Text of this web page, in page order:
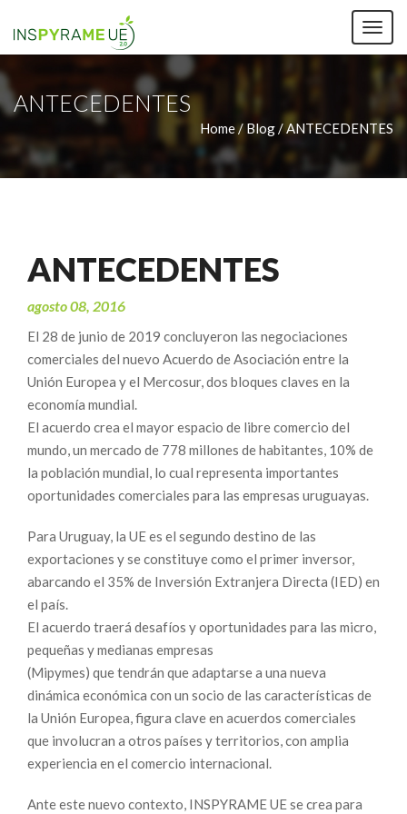
ANTECEDENTES
Home /Blog / ANTECEDENTES
ANTECEDENTES
agosto 08, 2016
El 28 de junio de 2019 concluyeron las negociaciones
comerciales del nuevo Acuerdo de Asociación entre la
Unión Europea y el Mercosur, dos bloques claves en la
economía mundial.
El acuerdo crea el mayor espacio de libre comercio del
mundo, un mercado de 778 millones de habitantes, 10% de
la población mundial, lo cual representa importantes
oportunidades comerciales para las empresas uruguayas.
Para Uruguay, la UE es el segundo destino de las
exportaciones y se constituye como el primer inversor,
abarcando el 35% de Inversión Extranjera Directa (IED) en
el país.
El acuerdo traerá desafíos y oportunidades para las micro,
pequeñas y medianas empresas
(Mipymes) que tendrán que adaptarse a una nueva
dinámica económica con un socio de las características de
la Unión Europea, figura clave en acuerdos comerciales
que involucran a otros países y territorios, con amplia
experiencia en el comercio internacional.
Ante este nuevo contexto, INSPYRAME UE se crea para